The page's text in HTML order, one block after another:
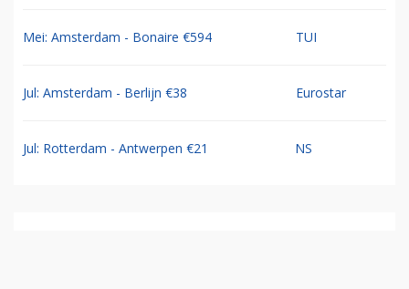
Mei: Amsterdam - Bonaire €594 TUI
Jul: Amsterdam - Berlijn €38 Eurostar
Jul: Rotterdam - Antwerpen €21 NS